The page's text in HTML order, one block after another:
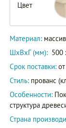
Цвет
Материал:
ШxВxГ (мм): 500
Срок поставки:
Стиль: прованс
Особенности:
структура
Страна